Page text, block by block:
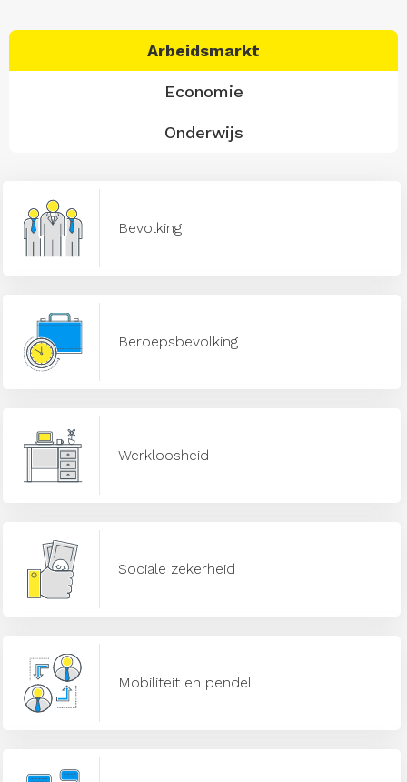
Arbeidsmarkt
Economie
Onderwijs
Bevolking
Beroepsbevolking
Werkloosheid
Sociale zekerheid
Mobiliteit en pendel